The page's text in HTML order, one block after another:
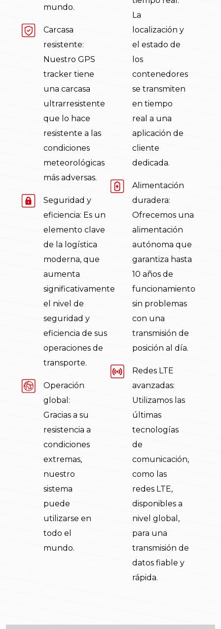
mundo.
Carcasa
resistente:
Nuestro GPS
tracker tiene
una carcasa
ultrarresistente
que lo hace
resistente a las
condiciones
meteorológicas
más adversas.
Seguridad y
eficiencia: Es un
elemento clave
de la logística
moderna, que
aumenta
significativamente
el nivel de
seguridad y
eficiencia de sus
operaciones de
transporte.
Operación
global:
Gracias a su
resistencia a
condiciones
extremas,
nuestro
sistema
puede
utilizarse en
todo el
mundo.
La
localización y
el estado de
los
contenedores
se transmiten
en tiempo
real a una
aplicación de
cliente
dedicada.
Alimentación
duradera:
Ofrecemos una
alimentación
autónoma que
garantiza hasta
10 años de
funcionamiento
sin problemas
con una
transmisión de
posición al día.
Redes LTE
avanzadas:
Utilizamos las
últimas
tecnologías
de
comunicación,
como las
redes LTE,
disponibles a
nivel global,
para una
transmisión de
datos fiable y
rápida.